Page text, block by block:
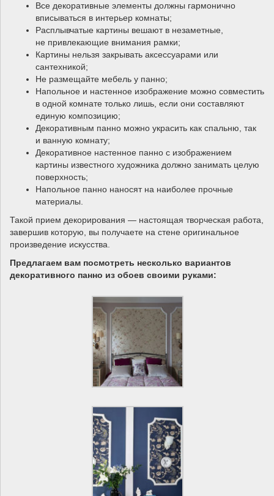
Все декоративные элементы должны гармонично
вписываться в интерьер комнаты;
Расплывчатые картины вешают в незаметные,
не привлекающие внимания рамки;
Картины нельзя закрывать аксессуарами или
сантехникой;
Не размещайте мебель у панно;
Напольное и настенное изображение можно совместить
в одной комнате только лишь, если они составляют
единую композицию;
Декоративным панно можно украсить как спальню, так
и ванную комнату;
Декоративное настенное панно с изображением
картины известного художника должно занимать целую
поверхность;
Напольное панно наносят на наиболее прочные
материалы.
Такой прием декорирования — настоящая творческая работа,
завершив которую, вы получаете на стене оригинальное
произведение искусства.
Предлагаем вам посмотреть несколько вариантов
декоративного панно из обоев своими руками: